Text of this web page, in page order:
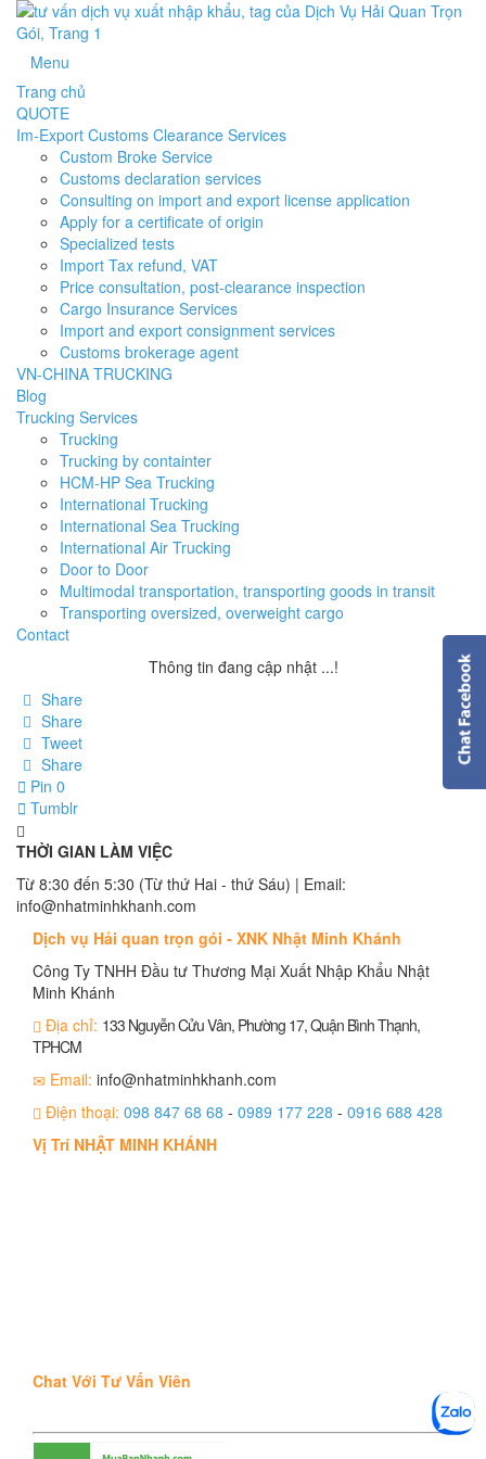
Menu
Trang chủ
QUOTE
Im-Export Customs Clearance Services
Custom Broke Service
Customs declaration services
Consulting on import and export license application
Apply for a certificate of origin
Specialized tests
Import Tax refund, VAT
Price consultation, post-clearance inspection
Cargo Insurance Services
Import and export consignment services
Customs brokerage agent
VN-CHINA TRUCKING
Blog
Trucking Services
Trucking
Trucking by containter
HCM-HP Sea Trucking
International Trucking
International Sea Trucking
International Air Trucking
Door to Door
Multimodal transportation, transporting goods in transit
Transporting oversized, overweight cargo
Contact
Thông tin đang cập nhật ...!
Share
Share
Tweet
Share
Pin 0
Tumblr
THỜI GIAN LÀM VIỆC
Từ 8:30 đến 5:30 (Từ thứ Hai - thứ Sáu) | Email:
info@nhatminhkhanh.com
Dịch vụ Hải quan trọn gói - XNK Nhật Minh Khánh
Công Ty TNHH Đầu tư Thương Mại Xuất Nhập Khẩu Nhật
Minh Khánh
Địa chỉ: 133 Nguyễn Cửu Vân, Phường 17, Quận Bình Thạnh,
TPHCM
Email: info@nhatminhkhanh.com
Điện thoại: 098 847 68 68 - 0989 177 228 - 0916 688 428
Vị Trí NHẬT MINH KHÁNH
Chat Với Tư Vấn Viên